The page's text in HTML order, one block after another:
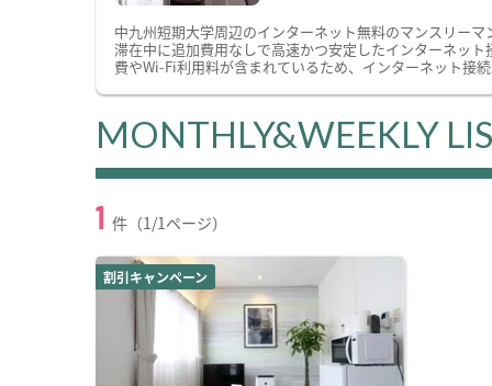
中九州短期大学周辺のインターネット無料のマンスリー
滞在中に追加費用なしで高速かつ安定したインターネッ
費やWi-Fi利用料が含まれているため、インターネット接
MONTHLY&WEEKLY
1 件（1/1ページ）
割引キャンペーン